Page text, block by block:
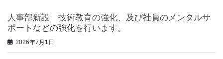
人事部新設 技術教育の強化、及び社員のメンタルサ
ポートなどの強化を行います。
2026年7月1日